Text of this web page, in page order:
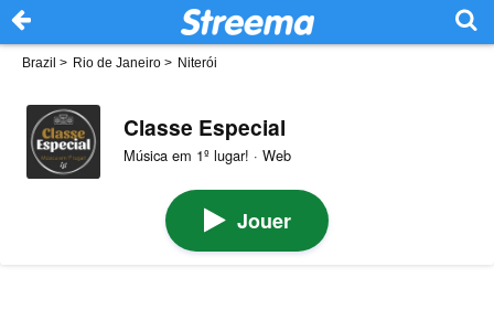
Brazil > Rio de Janeiro > Niterói
Classe Especial
Música em 1º lugar! · Web
Jouer